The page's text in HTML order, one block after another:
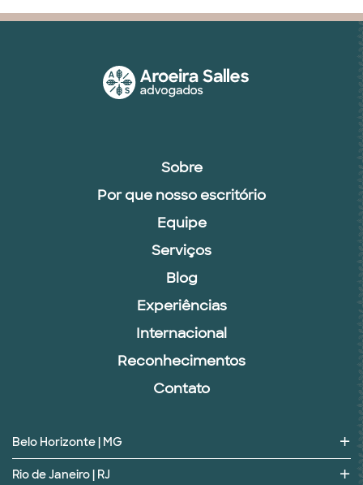
Sobre
Por que nosso escritório
Equipe
Serviços
Blog
Experiências
Internacional
Reconhecimentos
Contato
Belo Horizonte | MG
Rio de Janeiro | RJ